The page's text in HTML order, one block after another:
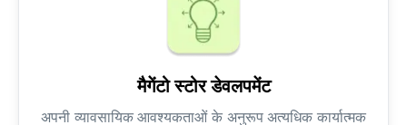
मैगेंटो स्टोर डेवलपमेंट
अपनी व्यावसायिक आवश्यकताओं के अनुरूप अत्यधिक कार्यात्मक